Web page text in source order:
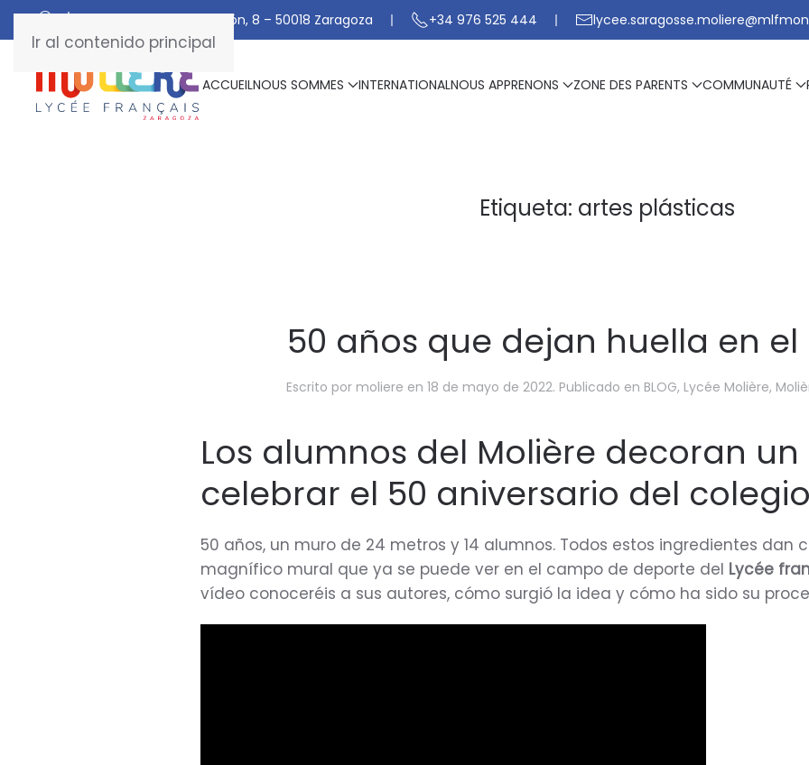
Ir al contenido principal
C/ De Manuel Marraco Ramón, 8 – 50018 Zaragoza +34 976 525 444
ACCUEILNOUS SOMMES INTERNATIONALNOUS APPRENONS ZONE DES PARENTS COMMUNAUTÉ
Etiqueta: artes plásticas
50 años que dejan huella en el
Escrito por moliere en 18 de mayo de 2022. Publicado en BLOG, Lycée Molière,
Los alumnos del Molière decoran
celebrar el 50 aniversario del colegio
50 años, un muro de 24 metros y 14 alumnos. Todos estos ingredientes dan
magnífico mural que ya se puede ver en el campo de deporte del Lycée
vídeo conoceréis a sus autores, cómo surgió la idea y cómo ha sido su